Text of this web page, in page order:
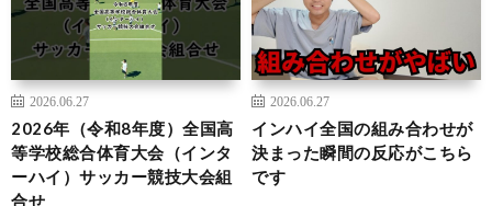
2026.06.27
2026年（令和8年度）全国高
等学校総合体育大会（インタ
ーハイ）サッカー競技大会組
合せ
2026.06.27
インハイ全国の組み合わせが
決まった瞬間の反応がこちら
です